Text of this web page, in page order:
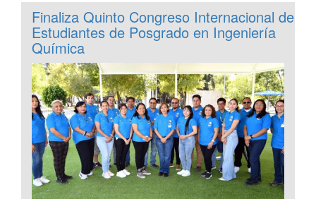
Finaliza Quinto Congreso Internacional de
Estudiantes de Posgrado en Ingeniería
Química